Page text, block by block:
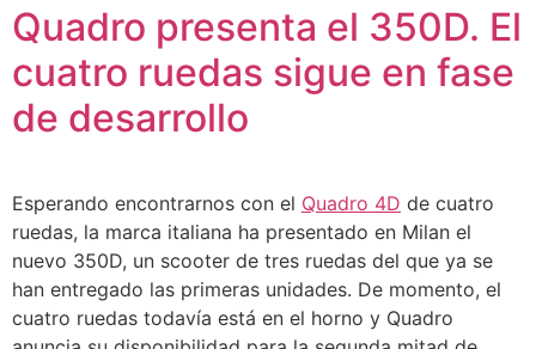
Quadro presenta el 350D. El
cuatro ruedas sigue en fase
de desarrollo
Esperando encontrarnos con el Quadro 4D de cuatro
ruedas, la marca italiana ha presentado en Milan el
nuevo 350D, un scooter de tres ruedas del que ya se
han entregado las primeras unidades. De momento, el
cuatro ruedas todavía está en el horno y Quadro